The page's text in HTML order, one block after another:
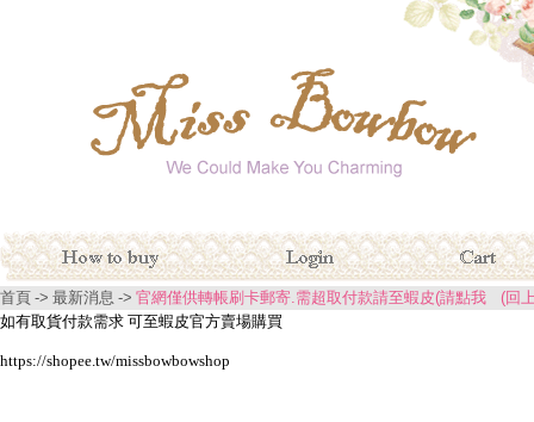
首頁 -> 最新消息 -> 官網僅供轉帳刷卡郵寄.需超取付款請至蝦皮(請點我
(回
如有取貨付款需求 可至蝦皮官方賣場購買
https://shopee.tw/missbowbowshop